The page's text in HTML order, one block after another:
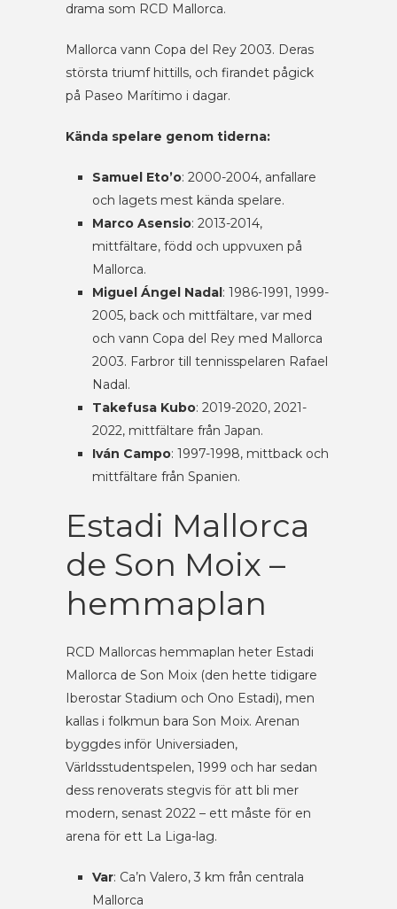
drama som RCD Mallorca.
Mallorca vann Copa del Rey 2003. Deras
största triumf hittills, och firandet pågick
på Paseo Marítimo i dagar.
Kända spelare genom tiderna:
Samuel Eto’o: 2000-2004, anfallare
och lagets mest kända spelare.
Marco Asensio: 2013-2014,
mittfältare, född och uppvuxen på
Mallorca.
Miguel Ángel Nadal: 1986-1991, 1999-
2005, back och mittfältare, var med
och vann Copa del Rey med Mallorca
2003. Farbror till tennisspelaren Rafael
Nadal.
Takefusa Kubo: 2019-2020, 2021-
2022, mittfältare från Japan.
Iván Campo: 1997-1998, mittback och
mittfältare från Spanien.
Estadi Mallorca
de Son Moix –
hemmaplan
RCD Mallorcas hemmaplan heter Estadi
Mallorca de Son Moix (den hette tidigare
Iberostar Stadium och Ono Estadi), men
kallas i folkmun bara Son Moix. Arenan
byggdes inför Universiaden,
Världsstudentspelen, 1999 och har sedan
dess renoverats stegvis för att bli mer
modern, senast 2022 – ett måste för en
arena för ett La Liga-lag.
Var: Ca’n Valero, 3 km från centrala
Mallorca